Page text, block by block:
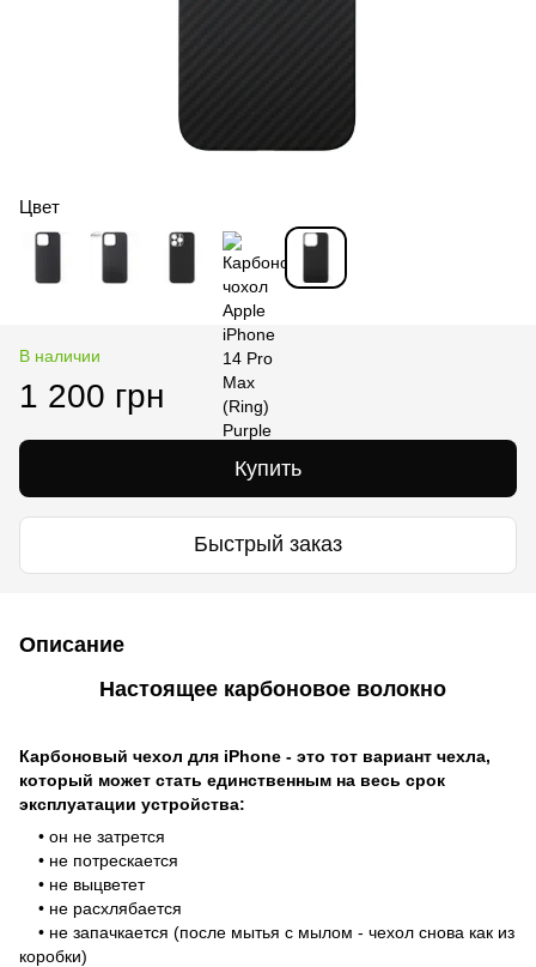
Цвет
В наличии
1 200 грн
Купить
Быстрый заказ
Описание
Настоящее карбоновое волокно
Карбоновый чехол для iPhone - это тот вариант чехла,
который может стать единственным на весь срок
эксплуатации устройства:
• он не затрется
• не потрескается
• не выцветет
• не расхлябается
• не запачкается (после мытья с мылом - чехол снова как из
коробки)